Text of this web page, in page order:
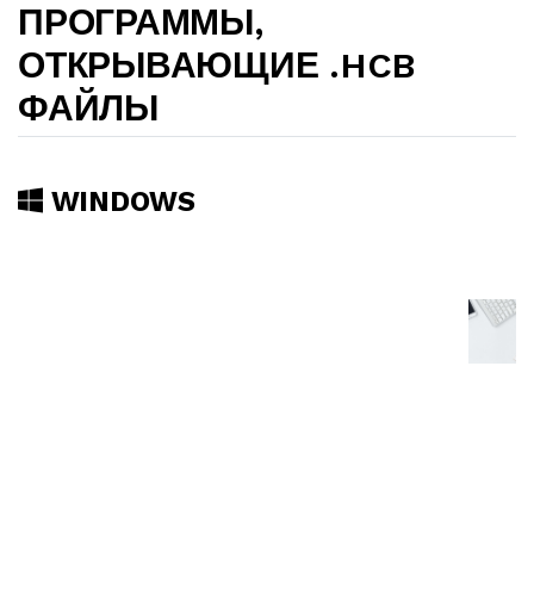
ПРОГРАММЫ,
ОТКРЫВАЮЩИЕ .HCB
ФАЙЛЫ
WINDOWS